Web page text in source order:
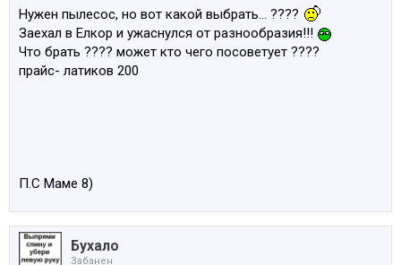
Нужен пылесос, но вот какой выбрать... ????
Заехал в Елкор и ужаснулся от разнообразия!!!
Что брать ???? может кто чего посоветует ????
прайс- латиков 200
П.С Маме 8)
Бухало
Забанен